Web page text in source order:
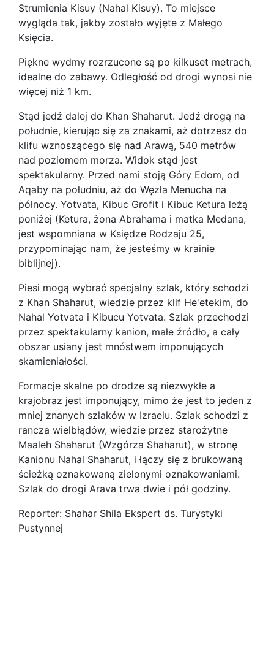
Strumienia Kisuy (Nahal Kisuy). To miejsce
wygląda tak, jakby zostało wyjęte z Małego
Księcia.
Piękne wydmy rozrzucone są po kilkuset metrach,
idealne do zabawy. Odległość od drogi wynosi nie
więcej niż 1 km.
Stąd jedź dalej do Khan Shaharut. Jedź drogą na
południe, kierując się za znakami, aż dotrzesz do
klifu wznoszącego się nad Arawą, 540 metrów
nad poziomem morza. Widok stąd jest
spektakularny. Przed nami stoją Góry Edom, od
Aqaby na południu, aż do Węzła Menucha na
północy. Yotvata, Kibuc Grofit i Kibuc Ketura leżą
poniżej (Ketura, żona Abrahama i matka Medana,
jest wspomniana w Księdze Rodzaju 25,
przypominając nam, że jesteśmy w krainie
biblijnej).
Piesi mogą wybrać specjalny szlak, który schodzi
z Khan Shaharut, wiedzie przez klif He'etekim, do
Nahal Yotvata i Kibucu Yotvata. Szlak przechodzi
przez spektakularny kanion, małe źródło, a cały
obszar usiany jest mnóstwem imponujących
skamieniałości.
Formacje skalne po drodze są niezwykłe a
krajobraz jest imponujący, mimo że jest to jeden z
mniej znanych szlaków w Izraelu. Szlak schodzi z
rancza wielbłądów, wiedzie przez starożytne
Maaleh Shaharut (Wzgórza Shaharut), w stronę
Kanionu Nahal Shaharut, i łączy się z brukowaną
ścieżką oznakowaną zielonymi oznakowaniami.
Szlak do drogi Arava trwa dwie i pół godziny.
Reporter: Shahar Shila Ekspert ds. Turystyki
Pustynnej